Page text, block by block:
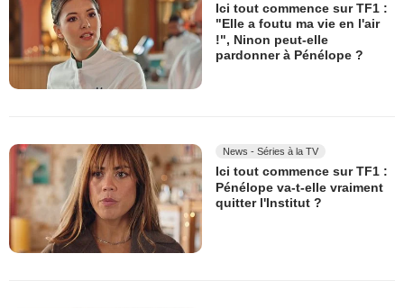
Ici tout commence sur TF1 :
"Elle a foutu ma vie en l'air
!", Ninon peut-elle
pardonner à Pénélope ?
News - Séries à la TV
Ici tout commence sur TF1 :
Pénélope va-t-elle vraiment
quitter l'Institut ?